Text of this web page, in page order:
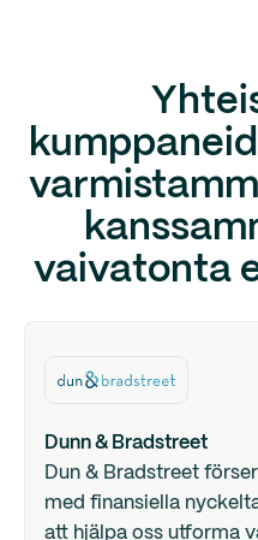
vaivatonta
Dunn & Bradstreet
Dun & Bradstreet
med finansiella
att hjälpa oss utforma